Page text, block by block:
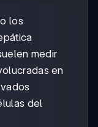
los
medir
en
del